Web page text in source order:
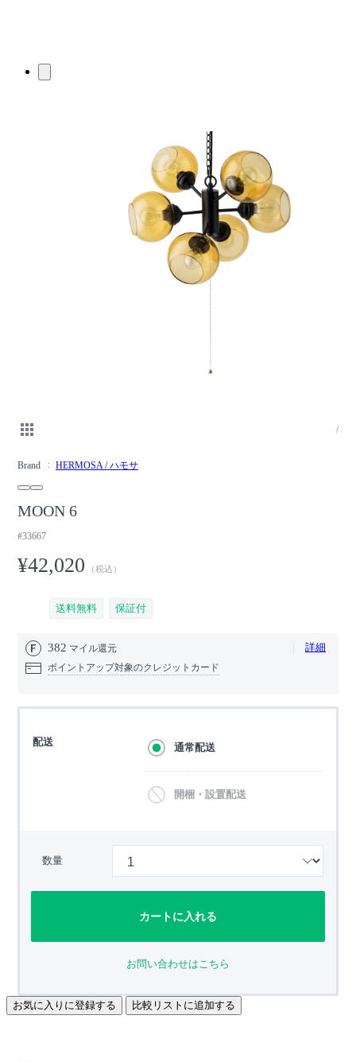
/
Brand HERMOSA / ハモサ
MOON 6
#33667
¥42,020 （税込）
送料無料 保証付
382 マイル還元 詳細
ポイントアップ対象のクレジットカード
配送 通常配送
開梱・設置配送
数量
カートに入れる
お問い合わせはこちら
お気に入りに登録する 比較リストに追加する